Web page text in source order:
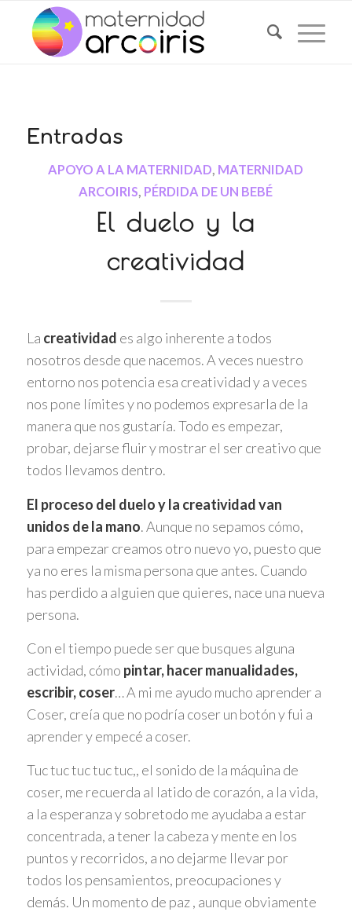
Entradas
APOYO A LA MATERNIDAD, MATERNIDAD
ARCOIRIS, PÉRDIDA DE UN BEBÉ
El duelo y la
creatividad
La creatividad es algo inherente a todos
nosotros desde que nacemos. A veces nuestro
entorno nos potencia esa creatividad y a veces
nos pone límites y no podemos expresarla de la
manera que nos gustaría. Todo es empezar,
probar, dejarse fluir y mostrar el ser creativo que
todos llevamos dentro.
El proceso del duelo y la creatividad van
unidos de la mano. Aunque no sepamos cómo,
para empezar creamos otro nuevo yo, puesto que
ya no eres la misma persona que antes. Cuando
has perdido a alguien que quieres, nace una nueva
persona.
Con el tiempo puede ser que busques alguna
actividad, cómo pintar, hacer manualidades,
escribir, coser… A mi me ayudo mucho aprender a
Coser, creía que no podría coser un botón y fui a
aprender y empecé a coser.
Tuc tuc tuc tuc tuc,, el sonido de la máquina de
coser, me recuerda al latido de corazón, a la vida,
a la esperanza y sobretodo me ayudaba a estar
concentrada, a tener la cabeza y mente en los
puntos y recorridos, a no dejarme llevar por
todos los pensamientos, preocupaciones y
demás. Un momento de paz , aunque obviamente